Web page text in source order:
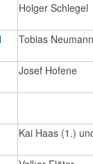
Holger Schlegel
Tobias Neumann
Josef Hofene
Kai Haas (1.)